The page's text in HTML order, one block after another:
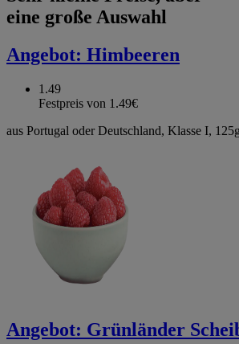
eine große Auswahl
Angebot: Himbeeren
1.49
Festpreis von 1.49€
aus Portugal oder Deutschland, Klasse I, 125g
Angebot: Grünländer